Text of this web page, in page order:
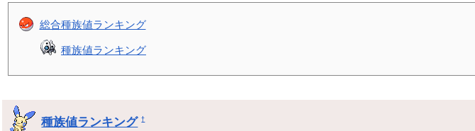
総合種族値ランキング
種族値ランキング
種族値ランキング †